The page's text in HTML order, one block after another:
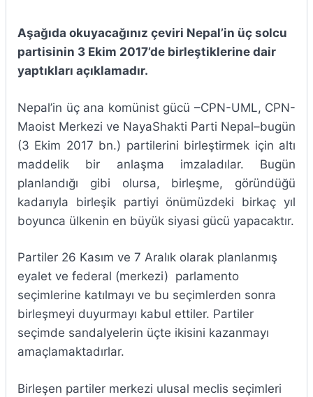
Aşağıda okuyacağınız çeviri Nepal’in üç solcu
partisinin 3 Ekim 2017’de birleştiklerine dair
yaptıkları açıklamadır.
Nepal’in üç ana komünist gücü –CPN-UML, CPN-
Maoist Merkezi ve NayaShakti Parti Nepal–bugün
(3 Ekim 2017 bn.) partilerini birleştirmek için altı
maddelik bir anlaşma imzaladılar. Bugün
planlandığı gibi olursa, birleşme, göründüğü
kadarıyla birleşik partiyi önümüzdeki birkaç yıl
boyunca ülkenin en büyük siyasi gücü yapacaktır.
Partiler 26 Kasım ve 7 Aralık olarak planlanmış
eyalet ve federal (merkezi) parlamento
seçimlerine katılmayı ve bu seçimlerden sonra
birleşmeyi duyurmayı kabul ettiler. Partiler
seçimde sandalyelerin üçte ikisini kazanmayı
amaçlamaktadırlar.
Birleşen partiler merkezi ulusal meclis seçimleri